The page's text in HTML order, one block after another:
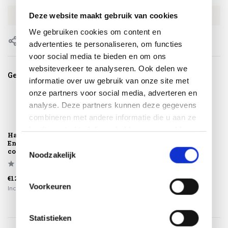
Deze website maakt gebruik van cookies
We gebruiken cookies om content en
advertenties te personaliseren, om functies
voor social media te bieden en om ons
websiteverkeer te analyseren. Ook delen we
informatie over uw gebruik van onze site met
onze partners voor social media, adverteren en
analyse. Deze partners kunnen deze gegevens
combineren met andere informatie die u aan ze
Noodzakelijk
Voorkeuren
Statistieken
EAN 8721325177650
Delen
Gerelateerde producten
Happy Cocooning
Enclosure gasfles
cover vierkant 4...
€129,00
Incl. btw